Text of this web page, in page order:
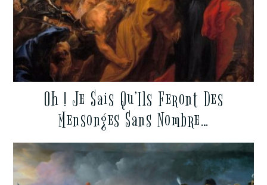
Oh ! Je Sais Qu’Ils Feront Des
Mensonges Sans Nombre…